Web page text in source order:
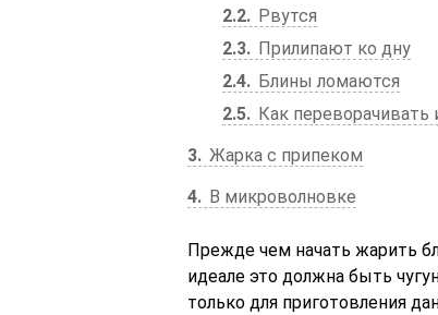
2.2
Рвутся
2.3
Прилипают ко дну
2.4
Блины ломаются
2.5
Как
3 Жарка с припеком
4
В микроволновке
Прежде чем начать жарить
идеале это должна быть
только для приготовления